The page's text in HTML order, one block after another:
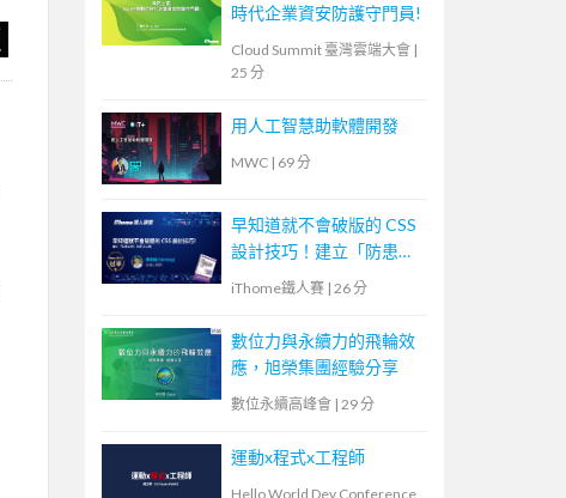
時代企業資安防護守門員!
Cloud Summit 臺灣雲端大會 |
25 分
用人工智慧助軟體開發
MWC | 69 分
早知道就不會破版的 CSS
設計技巧！建立「防患未
然」的匠人心態
iThome鐵人賽 | 26 分
數位力與永續力的飛輪效
應，旭榮集團經驗分享
數位永續高峰會 | 29 分
運動x程式x工程師
Hello World Dev Conference